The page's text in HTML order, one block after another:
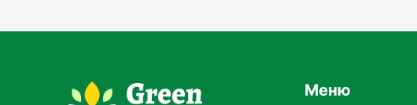
Рекомендации Меню